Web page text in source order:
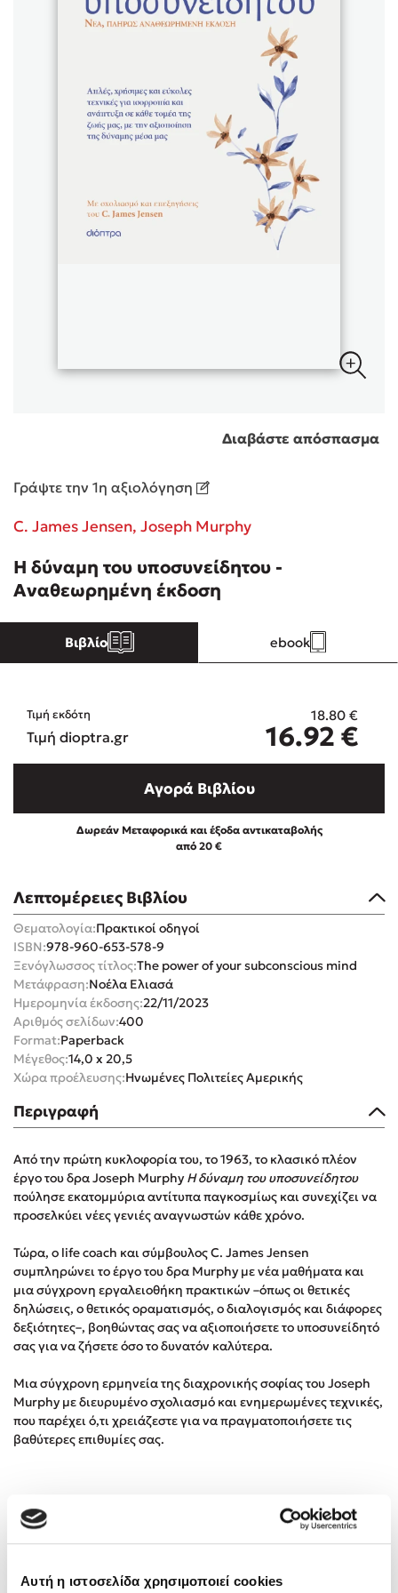
Αυτή η ιστοσελίδα χρησιμοποιεί cookies
Sebastian Fitzek
Κώστας Κρομμύδας
Το λιμάνι μου είσαι εσύ
Ένας γίγαντας στο σχολείο
Δανάη Δεληγεώργη
Πάνω, κάτω, μπροστά, πίσω
Mel Robbins
Η μέθοδος Αφήστε τους
Δημοφιλείς Συγγραφείς
Παύλος Καστανάς
El Sombrero
Στέφανος Ξενάκης
Freida McFadden
Κατρίνα Τσάνταλη
Lucinda Riley
Mimi Matthews
Rebecca Yarros
Teo Benedetti
Τζένη Κουτσοδημητροπούλου
Cori Doerrfeld
Pierdomenico Baccalario
Διαβάστε απόσπασμα
Γράψτε την 1η αξιολόγηση
C. James Jensen, Joseph Murphy
Η δύναμη του υποσυνείδητου -
Αναθεωρημένη έκδοση
Βιβλίο ebook
Λεπτομέρειες Βιβλίου
Θεματολογία:Πρακτικοί οδηγοί
ISBN:978-960-653-578-9
Ξενόγλωσσος τίτλος:The power of your subconscious mind
Μετάφραση:Νοέλα Ελιασά
Ημερομηνία έκδοσης:22/11/2023
Αριθμός σελίδων:400
Format:Paperback
Μέγεθος:14,0 x 20,5
Χώρα προέλευσης:Ηνωμένες Πολιτείες Αμερικής
Τιμή εκδότη 18.80 €
Τιμή dioptra.gr 16.92 €
Αγορά Βιβλίου
Δωρεάν Μεταφορικά και έξοδα αντικαταβολής
από 20 €
Περιγραφή
Από την πρώτη κυκλοφορία του, το 1963, το κλασικό πλέον
έργο του δρα Joseph MurphyΗ δύναμη του υποσυνείδητου
πούλησε εκατομμύρια αντίτυπα παγκοσμίως και συνεχίζει να
προσελκύει νέες γενιές αναγνωστών κάθε χρόνο.
Τώρα, ο life coach και σύμβουλος C. James Jensen
συμπληρώνει το έργο του δρα Murphy με νέα μαθήματα και
μια σύγχρονη εργαλειοθήκη πρακτικών –όπως οι θετικές
δηλώσεις, ο θετικός οραματισμός, ο διαλογισμός και διάφορες
δεξιότητες–, βοηθώντας σας να αξιοποιήσετε το υποσυνείδητό
σας για να ζήσετε όσο το δυνατόν καλύτερα.
Μια σύγχρονη ερμηνεία της διαχρονικής σοφίας του Joseph
Murphy με διευρυμένο σχολιασμό και ενημερωμένες τεχνικές,
που παρέχει ό,τι χρειάζεστε για να πραγματοποιήσετε τις
βαθύτερες επιθυμίες σας.
Είπαν για το βιβλίο
εφαρμόσουμε σε κάθε πλευρά της ζωής μας.